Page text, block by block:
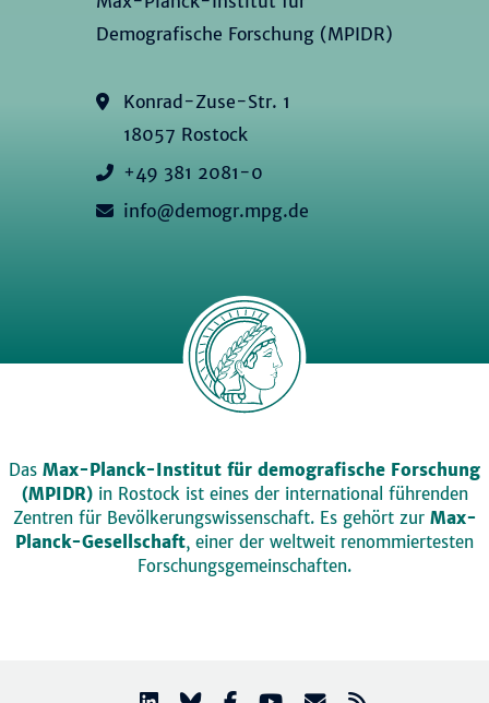
Demografische Forschung (MPIDR)
Konrad-Zuse-Str. 1
18057 Rostock
+49 381 2081-0
info@demogr.mpg.de
Das Max-Planck-Institut für demografische Forschung
(MPIDR)in Rostock ist eines der international führenden
Zentren für Bevölkerungswissenschaft. Es gehört zur Max-
Planck-Gesellschaft, einer der weltweit renommiertesten
Forschungsgemeinschaften.